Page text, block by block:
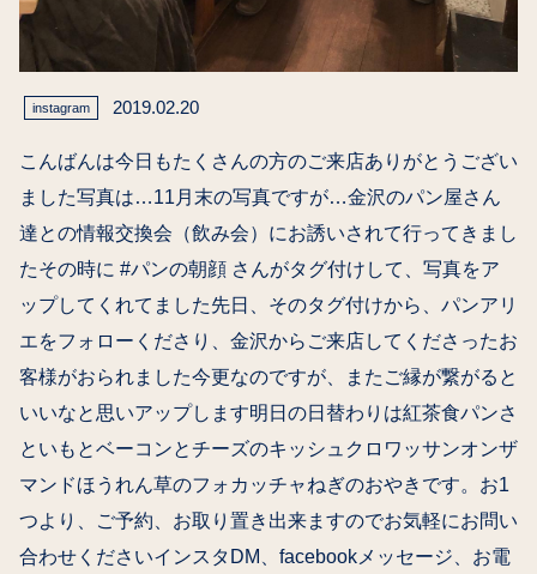
instagram 2019.02.20
こんばんは今日もたくさんの方のご来店ありがとうござい
ました写真は…11月末の写真ですが…金沢のパン屋さん
達との情報交換会（飲み会）にお誘いされて行ってきまし
たその時に #パンの朝顔 さんがタグ付けして、写真をア
ップしてくれてました先日、そのタグ付けから、パンアリ
エをフォローくださり、金沢からご来店してくださったお
客様がおられました今更なのですが、またご縁が繋がると
いいなと思いアップします明日の日替わりは紅茶食パンさ
といもとベーコンとチーズのキッシュクロワッサンオンザ
マンドほうれん草のフォカッチャねぎのおやきです。お1
つより、ご予約、お取り置き出来ますのでお気軽にお問い
合わせくださいインスタDM、facebookメッセージ、お電